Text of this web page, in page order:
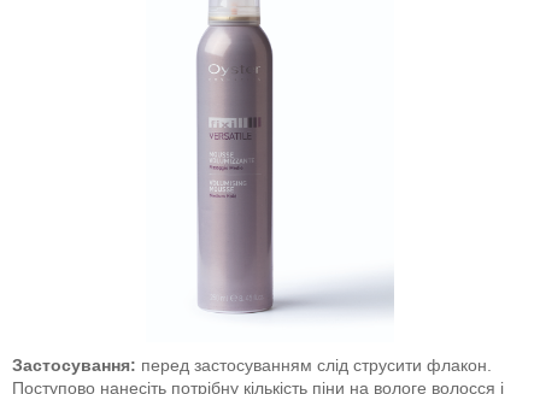
Застосування: перед застосуванням слід струсити флакон.
Поступово нанесіть потрібну кількість піни на вологе волосся і